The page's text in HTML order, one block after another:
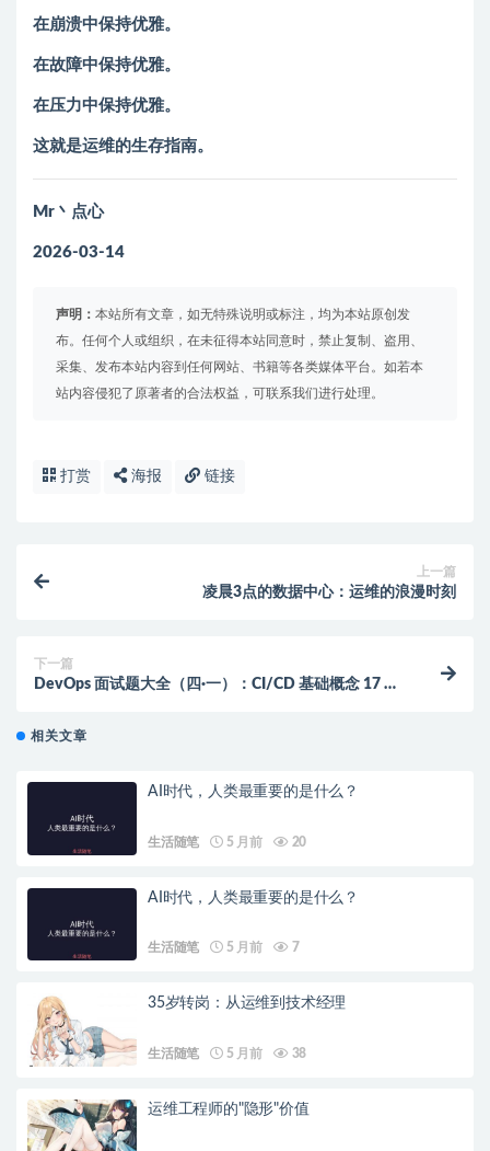
在崩溃中保持优雅。
在故障中保持优雅。
在压力中保持优雅。
这就是运维的生存指南。
Mr丶点心
2026-03-14
声明： 本站所有文章，如无特殊说明或标注，均为本站原创发
布。任何个人或组织，在未征得本站同意时，禁止复制、盗用、
采集、发布本站内容到任何网站、书籍等各类媒体平台。如若本
站内容侵犯了原著者的合法权益，可联系我们进行处理。
打赏 海报 链接
上一篇
凌晨3点的数据中心：运维的浪漫时刻
下一篇
DevOps 面试题大全（四·一）：CI/CD 基础概念 17 题
相关文章
AI时代，人类最重要的是什么？
生活随笔 5 月前 20
AI时代，人类最重要的是什么？
生活随笔 5 月前 7
35岁转岗：从运维到技术经理
生活随笔 5 月前 38
运维工程师的"隐形"价值